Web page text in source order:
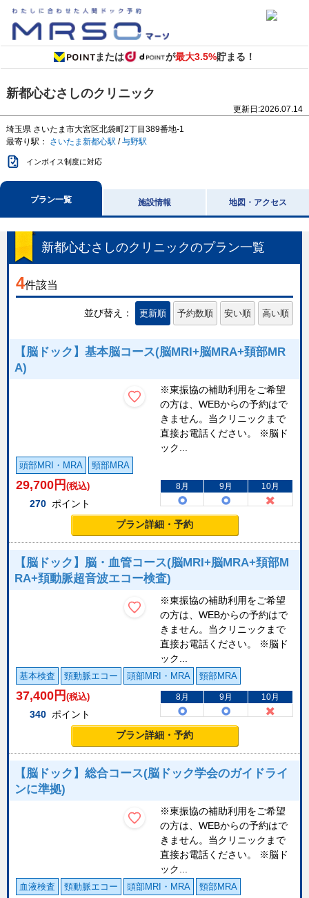
または が最大3.5%貯まる！
新都心むさしのクリニック
更新日:2026.07.14
埼玉県 さいたま市大宮区北袋町2丁目389番地-1
最寄り駅： さいたま新都心駅 /与野駅
インボイス制度に対応
プラン一覧 施設情報 地図・アクセス
新都心むさしのクリニックのプラン一覧
4件該当
並び替え： 更新順 予約数順 安い順 高い順
【脳ドック】基本脳コース(脳MRI+脳MRA+頚部MR
A)
※東振協の補助利用をご希望
の方は、WEBからの予約はで
きません。当クリニックまで
直接お電話ください。 ※脳ド
ック...
頭部MRI・MRA 頸部MRA
29,700 円 (税込)
270 ポイント
8月 9月 10月
プラン詳細・予約
【脳ドック】脳・血管コース(脳MRI+脳MRA+頚部M
RA+頚動脈超音波エコー検査)
※東振協の補助利用をご希望
の方は、WEBからの予約はで
きません。当クリニックまで
直接お電話ください。 ※脳ド
ック...
基本検査 頸動脈エコー 頭部MRI・MRA 頸部MRA
37,400 円 (税込)
340 ポイント
8月 9月 10月
プラン詳細・予約
【脳ドック】総合コース(脳ドック学会のガイドライ
ンに準拠)
※東振協の補助利用をご希望
の方は、WEBからの予約はで
きません。当クリニックまで
直接お電話ください。 ※脳ド
ック...
血液検査 頸動脈エコー 頭部MRI・MRA 頸部MRA